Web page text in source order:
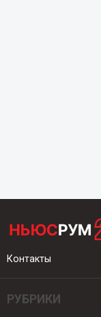
Контакты
РУБРИКИ